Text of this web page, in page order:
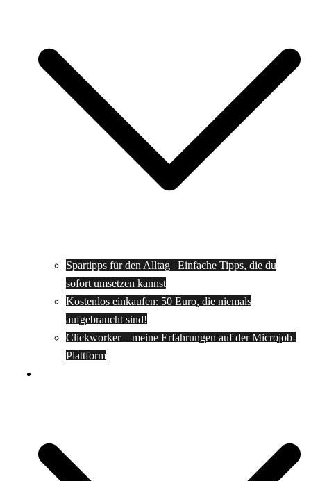
Spartipps für den Alltag | Einfache Tipps, die du
sofort umsetzen kannst
Kostenlos einkaufen: 50 Euro, die niemals
aufgebraucht sind!
Clickworker – meine Erfahrungen auf der Microjob-
Plattform